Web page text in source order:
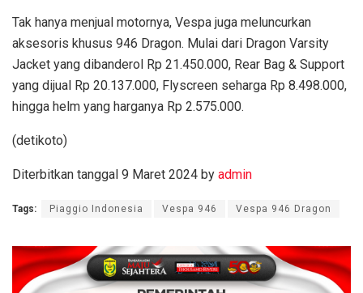
Tak hanya menjual motornya, Vespa juga meluncurkan
aksesoris khusus 946 Dragon. Mulai dari Dragon Varsity
Jacket yang dibanderol Rp 21.450.000, Rear Bag & Support
yang dijual Rp 20.137.000, Flyscreen seharga Rp 8.498.000,
hingga helm yang harganya Rp 2.575.000.
(detikoto)
Diterbitkan tanggal 9 Maret 2024 by admin
Tags: Piaggio Indonesia Vespa 946 Vespa 946 Dragon